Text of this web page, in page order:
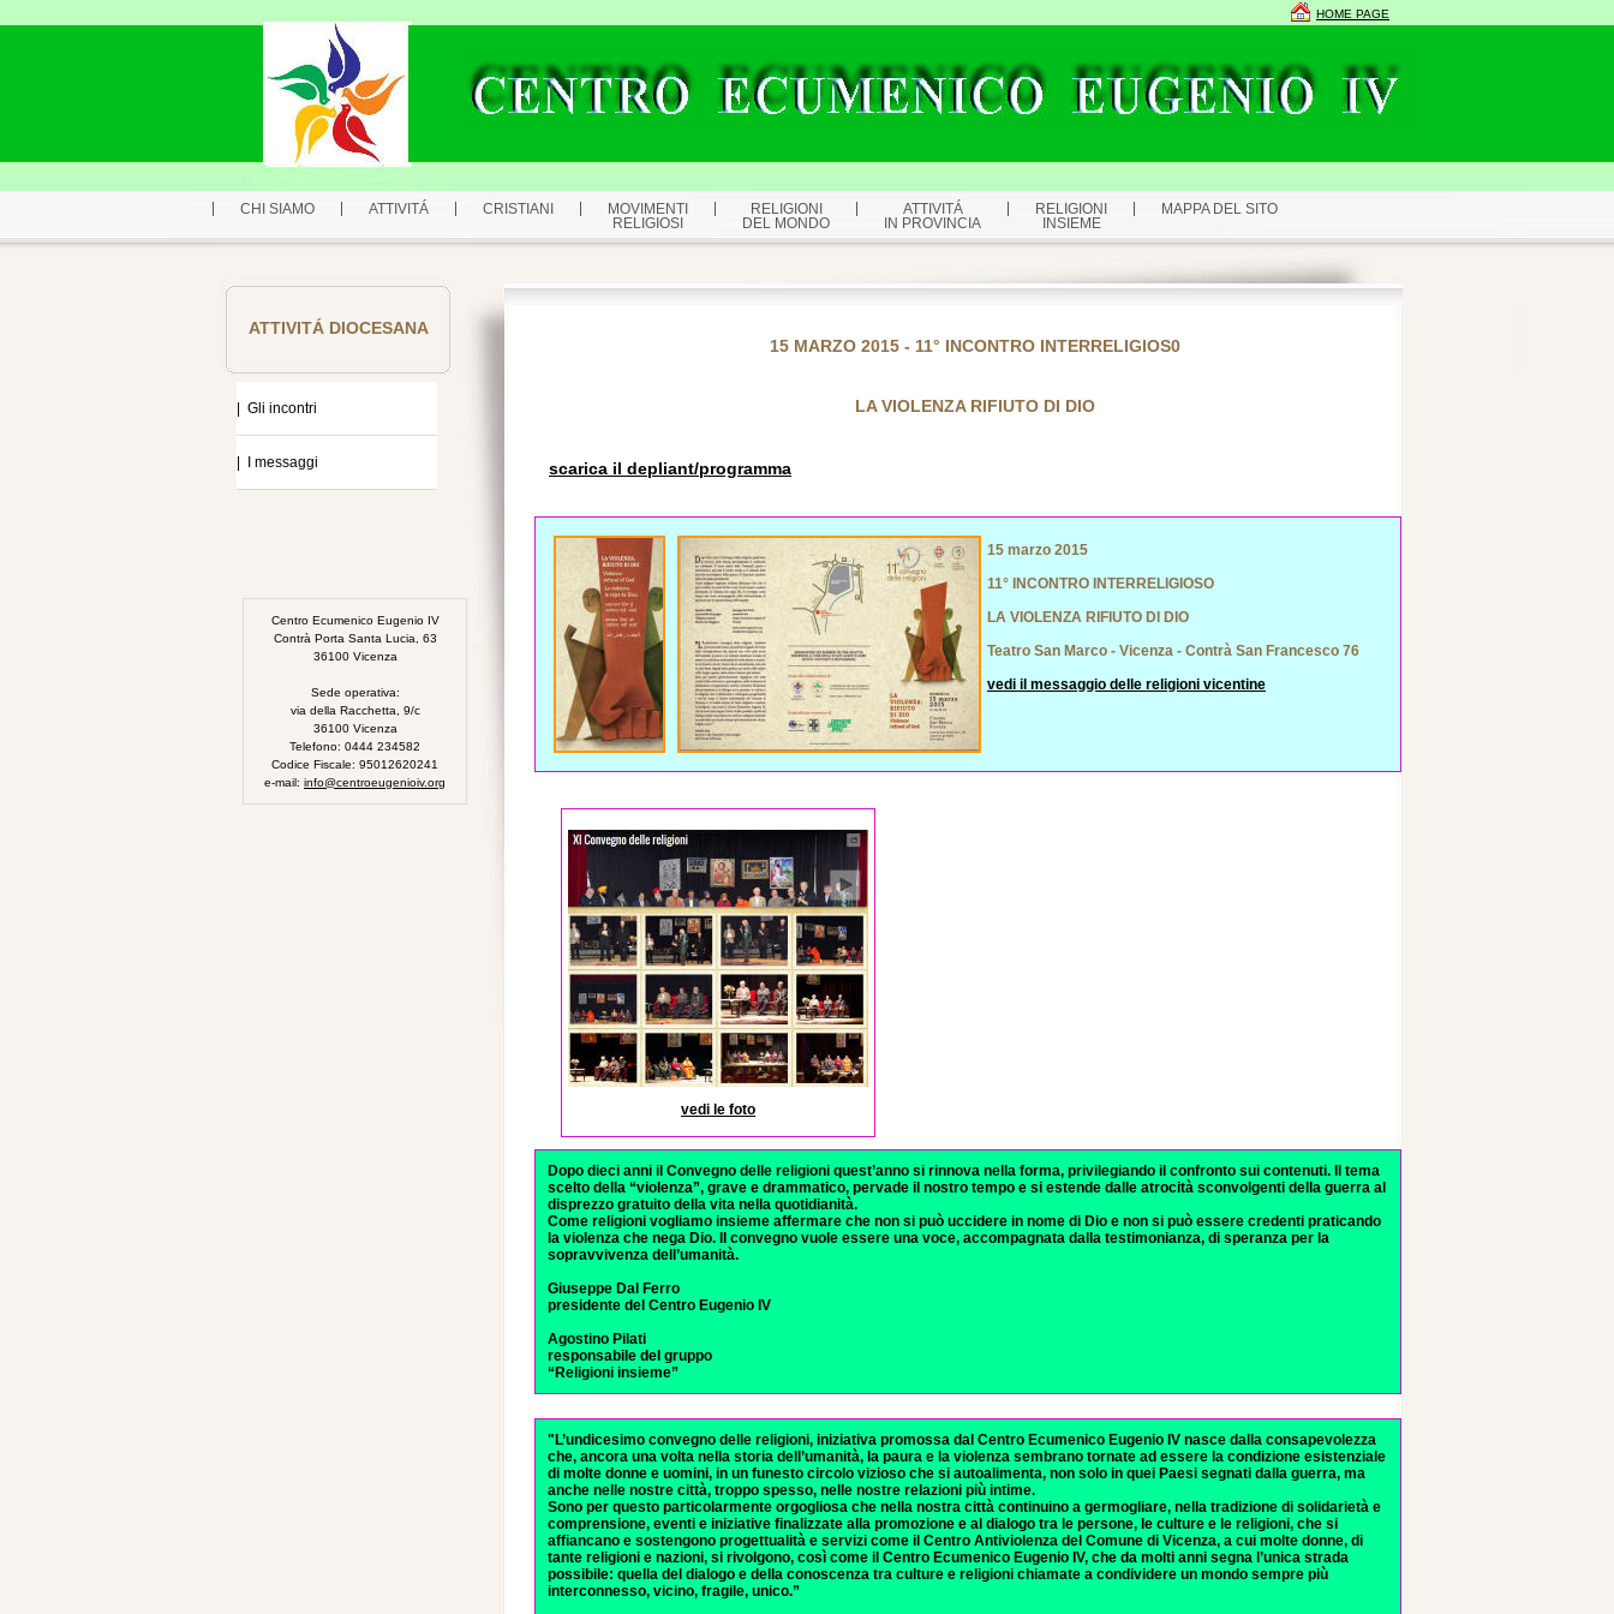
HOME PAGE
CHI SIAMO ATTIVITÁ CRISTIANI
MOVIMENTI
RELIGIOSI
RELIGIONI
DEL MONDO
ATTIVITÁ
IN PROVINCIA
RELIGIONI
INSIEME
MAPPA DEL SITO
ATTIVITÁ DIOCESANA
| Gli incontri
| I messaggi
Centro Ecumenico Eugenio IV
Contrà Porta Santa Lucia, 63
36100 Vicenza
Sede operativa:
via della Racchetta, 9/c
36100 Vicenza
Telefono: 0444 234582
Codice Fiscale: 95012620241
e-mail: info@centroeugenioiv.org
15 MARZO 2015 - 11° INCONTRO INTERRELIGIOS0
LA VIOLENZA RIFIUTO DI DIO
scarica il depliant/programma
15 marzo 2015
11° INCONTRO INTERRELIGIOSO
LA VIOLENZA RIFIUTO DI DIO
Teatro San Marco - Vicenza - Contrà San Francesco 76
vedi il messaggio delle religioni vicentine
vedi le foto
Dopo dieci anni il Convegno delle religioni quest’anno si rinnova nella forma, privilegiando il confronto sui contenuti. Il tema
scelto della “violenza”, grave e drammatico, pervade il nostro tempo e si estende dalle atrocità sconvolgenti della guerra al
disprezzo gratuito della vita nella quotidianità.
Come religioni vogliamo insieme affermare che non si può uccidere in nome di Dio e non si può essere credenti praticando
la violenza che nega Dio. Il convegno vuole essere una voce, accompagnata dalla testimonianza, di speranza per la
sopravvivenza dell’umanità.
Giuseppe Dal Ferro
presidente del Centro Eugenio IV
Agostino Pilati
responsabile del gruppo
“Religioni insieme”
"L’undicesimo convegno delle religioni, iniziativa promossa dal Centro Ecumenico Eugenio IV nasce dalla consapevolezza
che, ancora una volta nella storia dell’umanità, la paura e la violenza sembrano tornate ad essere la condizione esistenziale
di molte donne e uomini, in un funesto circolo vizioso che si autoalimenta, non solo in quei Paesi segnati dalla guerra, ma
anche nelle nostre città, troppo spesso, nelle nostre relazioni più intime.
Sono per questo particolarmente orgogliosa che nella nostra città continuino a germogliare, nella tradizione di solidarietà e
comprensione, eventi e iniziative finalizzate alla promozione e al dialogo tra le persone, le culture e le religioni, che si
affiancano e sostengono progettualità e servizi come il Centro Antiviolenza del Comune di Vicenza, a cui molte donne, di
tante religioni e nazioni, si rivolgono, così come il Centro Ecumenico Eugenio IV, che da molti anni segna l’unica strada
possibile: quella del dialogo e della conoscenza tra culture e religioni chiamate a condividere un mondo sempre più
interconnesso, vicino, fragile, unico.”